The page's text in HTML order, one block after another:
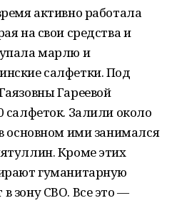
активно работала
на свои средства и
марлю и
салфетки. Под
Гареевой
салфеток. Залили около
основном ими занимался
Кроме этих
гуманитарную
зону СВО. Все это —